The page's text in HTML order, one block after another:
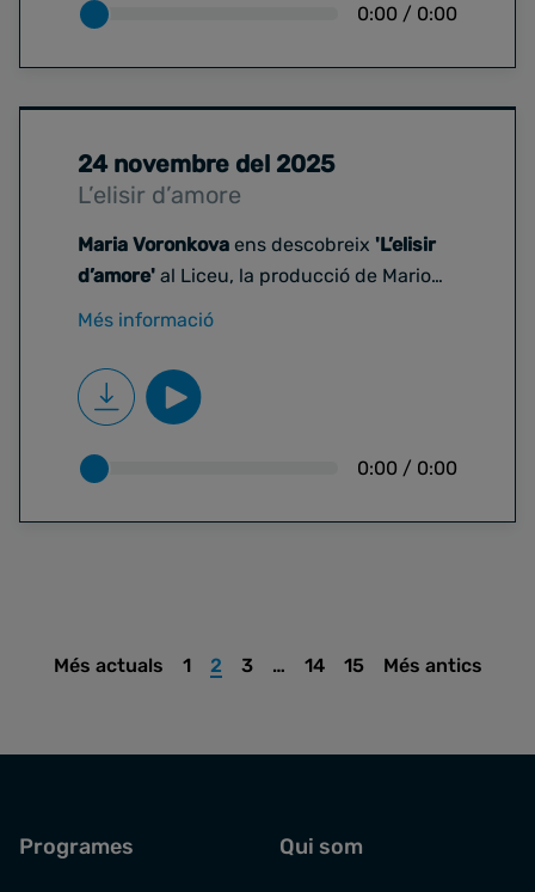
0:00 / 0:00
24 novembre del 2025
L’elisir d’amore
Maria Voronkova ens descobreix 'L’elisir
d’amore' al Liceu, la producció de Mario
tendresa i una mirada cinematogràfica a
l’òpera de Donizetti. Una guia breu per
entendre per què continua enamorant el
públic.
Més informació
0:00 / 0:00
Més actuals 1 2 3 … 14 15 Més antics
Programes Qui som